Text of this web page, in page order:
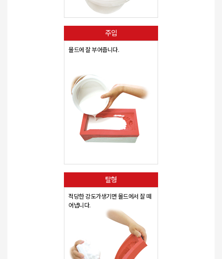
주입
몰드에 잘 부어줍니다.
탈형
적당한 강도가생기면 몰드에서 잘 떼
어냅니다.